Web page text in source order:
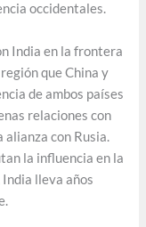
occidentales.
India en la frontera
que China y
de ambos países
relaciones con
con Rusia.
la influencia en la
lleva años